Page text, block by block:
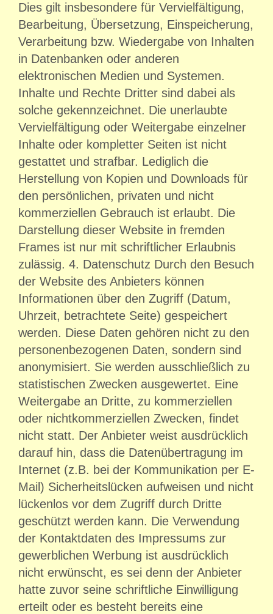
Dies gilt insbesondere für Vervielfältigung,
Bearbeitung, Übersetzung, Einspeicherung,
Verarbeitung bzw. Wiedergabe von Inhalten
in Datenbanken oder anderen
elektronischen Medien und Systemen.
Inhalte und Rechte Dritter sind dabei als
solche gekennzeichnet. Die unerlaubte
Vervielfältigung oder Weitergabe einzelner
Inhalte oder kompletter Seiten ist nicht
gestattet und strafbar. Lediglich die
Herstellung von Kopien und Downloads für
den persönlichen, privaten und nicht
kommerziellen Gebrauch ist erlaubt. Die
Darstellung dieser Website in fremden
Frames ist nur mit schriftlicher Erlaubnis
zulässig. 4. Datenschutz Durch den Besuch
der Website des Anbieters können
Informationen über den Zugriff (Datum,
Uhrzeit, betrachtete Seite) gespeichert
werden. Diese Daten gehören nicht zu den
personenbezogenen Daten, sondern sind
anonymisiert. Sie werden ausschließlich zu
statistischen Zwecken ausgewertet. Eine
Weitergabe an Dritte, zu kommerziellen
oder nichtkommerziellen Zwecken, findet
nicht statt. Der Anbieter weist ausdrücklich
darauf hin, dass die Datenübertragung im
Internet (z.B. bei der Kommunikation per E-
Mail) Sicherheitslücken aufweisen und nicht
lückenlos vor dem Zugriff durch Dritte
geschützt werden kann. Die Verwendung
der Kontaktdaten des Impressums zur
gewerblichen Werbung ist ausdrücklich
nicht erwünscht, es sei denn der Anbieter
hatte zuvor seine schriftliche Einwilligung
erteilt oder es besteht bereits eine